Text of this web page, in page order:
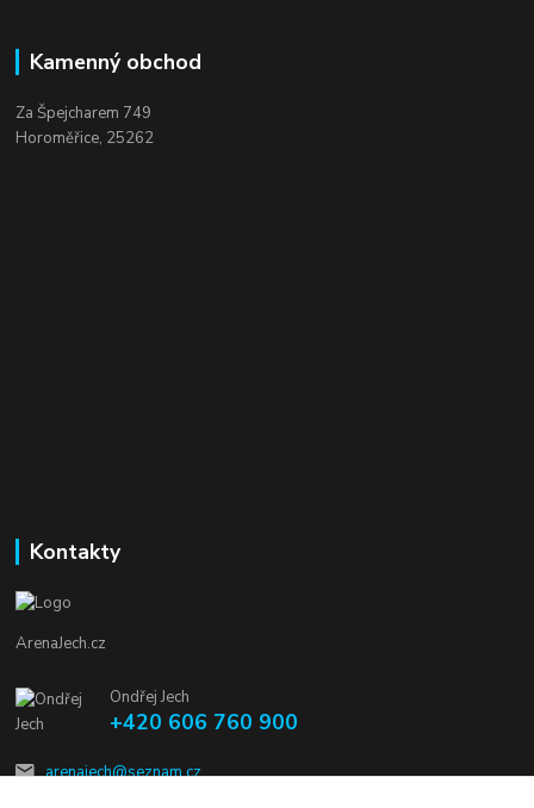
Kamenný obchod
Za Špejcharem 749
Horoměřice, 25262
Kontakty
ArenaJech.cz
Ondřej Jech
+420 606 760 900
arenajech@seznam.cz